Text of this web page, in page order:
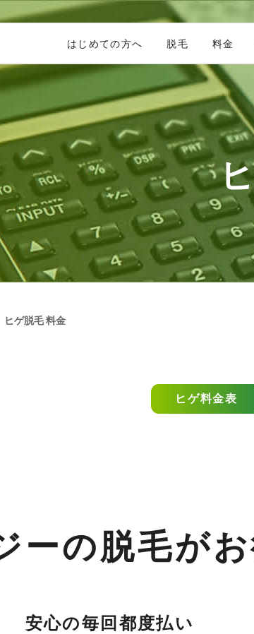
はじめての方へ 脱毛 料金
ヒゲ脱毛 料金
ヒゲ料金表
ーの脱毛が
安心の毎回都度払い